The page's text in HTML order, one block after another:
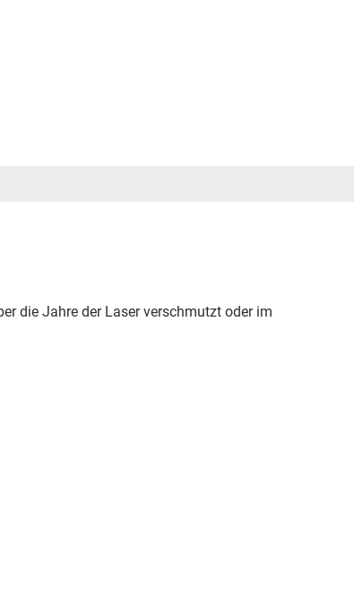
die Jahre der Laser verschmutzt oder im